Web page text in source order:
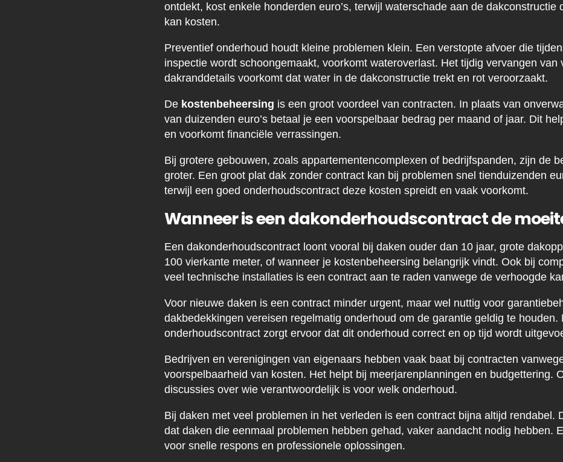
ontdekt, kost enkele honderden euro’s, terwijl waterschade aan de dakconstructie
kan kosten.
Preventief onderhoud houdt kleine problemen klein. Een verstopte afvoer die
inspectie wordt schoongemaakt, voorkomt wateroverlast. Het tijdig vervangen van
dakranddetails voorkomt dat water in de dakconstructie trekt en rot veroorzaakt.
De kostenbeheersing is een groot voordeel van contracten. In plaats van
van duizenden euro’s betaal je een voorspelbaar bedrag per maand of jaar. Dit
en voorkomt financiële verrassingen.
Bij grotere gebouwen, zoals appartementencomplexen of bedrijfspanden, zijn de
groter. Een groot plat dak zonder contract kan bij problemen snel tienduizenden
terwijl een goed onderhoudscontract deze kosten spreidt en vaak voorkomt.
Wanneer is een dakonderhoudscontract de
Een dakonderhoudscontract loont vooral bij daken ouder dan 10 jaar, grote
100 vierkante meter, of wanneer je kostenbeheersing belangrijk vindt. Ook bij
veel technische installaties is een contract aan te raden vanwege de verhoogde
Voor nieuwe daken is een contract minder urgent, maar wel nuttig voor
dakbedekkingen vereisen regelmatig onderhoud om de garantie geldig te houden.
onderhoudscontract zorgt ervoor dat dit onderhoud correct en op tijd wordt
Bedrijven en verenigingen van eigenaars hebben vaak baat bij contracten
voorspelbaarheid van kosten. Het helpt bij meerjarenplanningen en budgettering.
discussies over wie verantwoordelijk is voor welk onderhoud.
Bij daken met veel problemen in het verleden is een contract bijna altijd rendabel.
dat daken die eenmaal problemen hebben gehad, vaker aandacht nodig hebben.
voor snelle respons en professionele oplossingen.